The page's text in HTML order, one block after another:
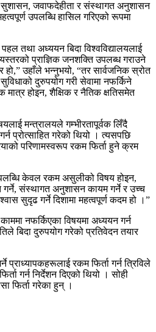
सुशासन, जवाफदेहीता र संस्थागत अनुशासन
उपलब्धि हासिल गरिएको रूपमा
तथा अध्ययन बिदा विश्वविद्यालयलाई
प्राज्ञिक जनशक्ति उपलब्ध गराउने
हो,” उहाँले भन्नुभयो, “तर सार्वजनिक स्रोत
दुरुपयोग गरी सेवामा नफर्किने
मात्र होइन, शैक्षिक र नैतिक क्षतिसमेत
मन्त्रालयले गम्भीरतापूर्वक लिँदै
प्रोत्साहित गरेको थियो । त्यसपछि
परिणामस्वरूप रकम फिर्ता हुने क्रम
केवल रकम असुलीको विषय होइन,
गर्ने, संस्थागत अनुशासन कायम गर्ने र उच्च
सुदृढ गर्ने दिशामा महत्वपूर्ण कदम हो ।”
नफर्किएका विषयमा अध्ययन गर्न
बिदा दुरुपयोग गरेको प्रतिवेदन तयार
प्राध्यापकहरूलाई रकम फिर्ता गर्न त्रिविले
गर्न निर्देशन दिएको थियो । सोही
फिर्ता गरेका हुन् ।